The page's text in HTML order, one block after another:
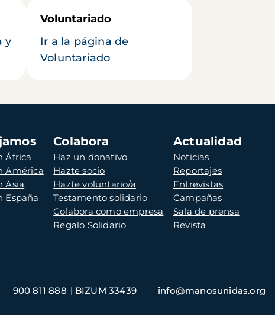
y
Voluntariado
Ir a la página de
Voluntariado
África
América
Asia
España
Colabora
Haz un donativo
Hazte socio
Hazte voluntario/a
Testamento solidario
Colabora como empresa
Regalo Solidario
Actualidad
Noticias
Reportajes
Entrevistas
Campañas
Sala de prensa
Revista
900 811 888 BIZUM 33439 info@manosunidas.org